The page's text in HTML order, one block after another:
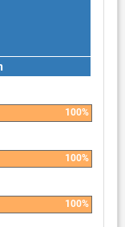
100%
100%
100%